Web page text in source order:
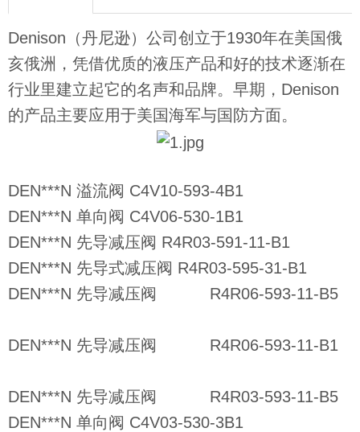
Denison（丹尼逊）公司创立于1930年在美国俄
亥俄洲，凭借优质的液压产品和好的技术逐渐在
行业里建立起它的名声和品牌。早期，Denison
的产品主要应用于美国海军与国防方面。
DEN***N 溢流阀 C4V10-593-4B1
DEN***N 单向阀 C4V06-530-1B1
DEN***N 先导减压阀 R4R03-591-11-B1
DEN***N 先导式减压阀 R4R03-595-31-B1
DEN***N 先导减压阀 R4R06-593-11-B5
DEN***N 先导减压阀 R4R06-593-11-B1
DEN***N 先导减压阀 R4R03-593-11-B5
DEN***N 单向阀 C4V03-530-3B1